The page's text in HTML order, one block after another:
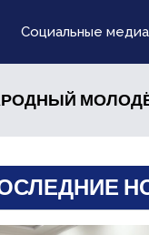
Социальные медиа